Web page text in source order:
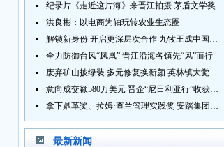
纪录片《走近这片海》来晋江拍摄 茅盾文学奖得主麦家探寻晋江“海海”人生
洪良彬：以电商为轴玩转农业生态圈
解锁新身份 开启更深层次合作 九牧王成中国奥委会官方赞助商
全力防御台风“凤凰” 晋江沿海各镇先“风”而行
废弃矿山披绿装 多元修复换新颜 英林镇大觉山片区废弃矿山生态修复项目通过验收
意向成交额580万美元 晋企“尼日利亚行”收获满满
拿下鼎革奖、拉姆·查兰管理实践奖 安踏集团获企业管理权威奖项
最新新闻